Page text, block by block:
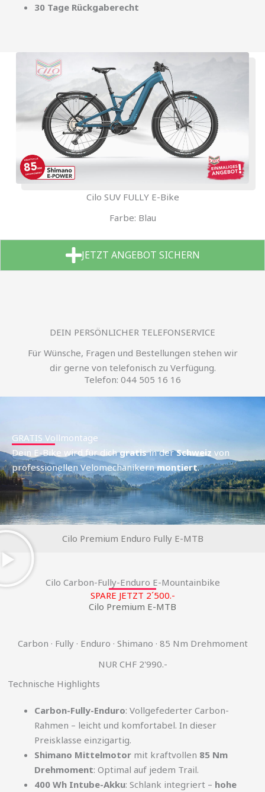
30 Tage Rückgaberecht
Cilo SUV FULLY E-Bike
Farbe: Blau
JETZT ANGEBOT SICHERN
DEIN PERSÖNLICHER TELEFONSERVICE
Für Wünsche, Fragen und Bestellungen stehen wir
dir gerne von telefonisch zu Verfügung.
Telefon: 044 505 16 16
GRATIS Vollmontage
Dein E-Bike wird für dichgratisin derSchweiz von
professionellen Velomechanikernmontiert.
Cilo Premium Enduro Fully E-MTB
Cilo Carbon-Fully-Enduro E-Mountainbike
SPARE JETZT 2´500.-
Cilo Premium E-MTB
Carbon · Fully · Enduro · Shimano · 85 Nm Drehmoment
NUR CHF 2'990.-
Technische Highlights
Carbon-Fully-Enduro: Vollgefederter Carbon-
Rahmen – leicht und komfortabel. In dieser
Preisklasse einzigartig.
Shimano Mittelmotor mit kraftvollen 85 Nm
Drehmoment: Optimal auf jedem Trail.
400 Wh Intube-Akku: Schlank integriert – hohe